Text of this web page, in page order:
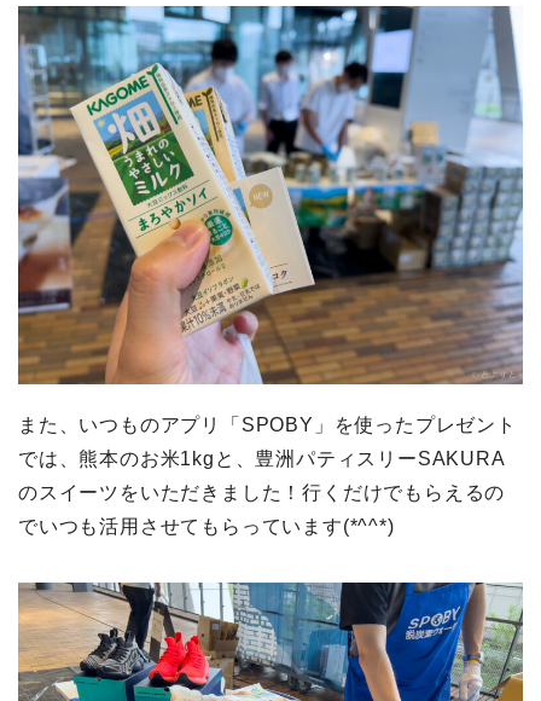
また、いつものアプリ「SPOBY」を使ったプレゼント
では、熊本のお米1kgと、豊洲パティスリーSAKURA
のスイーツをいただきました！行くだけでもらえるの
でいつも活用させてもらっています(*^^*)